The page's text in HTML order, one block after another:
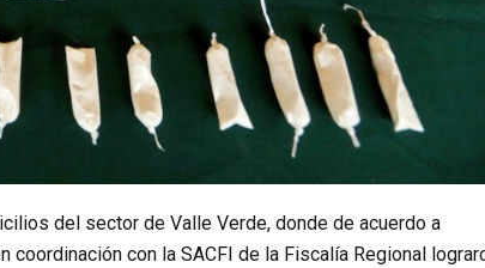
del sector de Valle Verde, donde de acuerdo a
con la SACFI de la Fiscalía Regional